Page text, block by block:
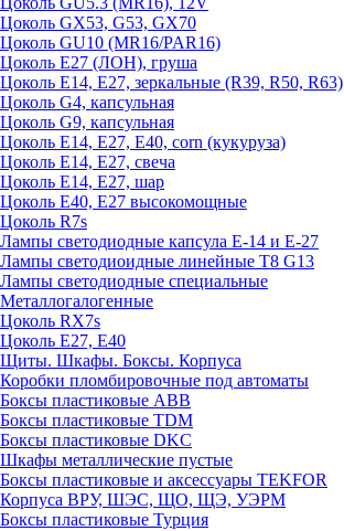
Цоколь GX53, G53, GX70
Цоколь GU10 (MR16/PAR16)
Цоколь Е27 (ЛОН), груша
Цоколь Е14, Е27, зеркальные (R39, R50, R63)
Цоколь G4, капсульная
Цоколь G9, капсульная
Цоколь Е14, Е27, Е40, corn (кукуруза)
Цоколь Е14, Е27, свеча
Цоколь Е14, Е27, шар
Цоколь Е40, Е27 высокомощные
Цоколь R7s
Лампы светодиодные капсула Е-14 и Е-27
Лампы светодиоидные линейные T8 G13
Лампы светодиодные специальные
Металлогалогенные
Цоколь RX7s
Цоколь Е27, E40
Щиты. Шкафы. Боксы. Корпуса
Коробки пломбировочные под автоматы
Боксы пластиковые ABB
Боксы пластиковые TDM
Боксы пластиковые DKC
Шкафы металлические пустые
Боксы пластиковые и аксессуары TEKFOR
Корпуса ВРУ, ШЭС, ЩО, ЩЭ, УЭРМ
Боксы пластиковые Турция